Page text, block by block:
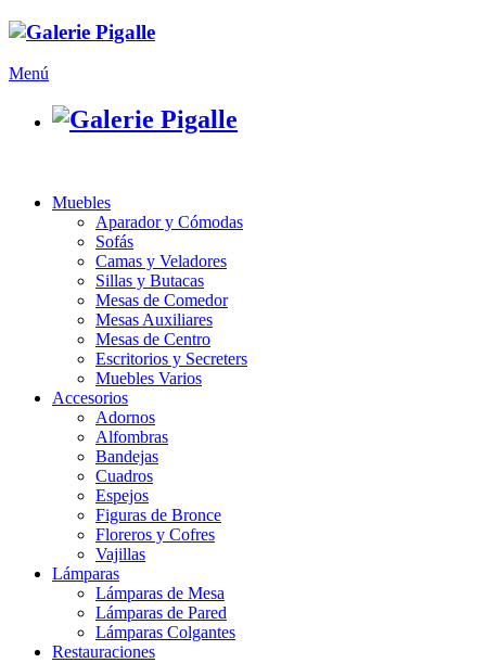
Menú
Muebles
Aparador y Cómodas
Sofás
Camas y Veladores
Sillas y Butacas
Mesas de Comedor
Mesas Auxiliares
Mesas de Centro
Escritorios y Secreters
Muebles Varios
Accesorios
Adornos
Alfombras
Bandejas
Cuadros
Espejos
Figuras de Bronce
Floreros y Cofres
Vajillas
Lámparas
Lámparas de Mesa
Lámparas de Pared
Lámparas Colgantes
Restauraciones